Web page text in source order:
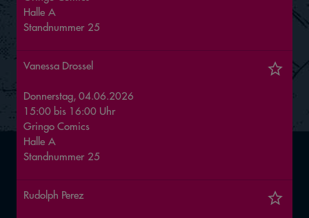
Halle A
Standnummer 25
Vanessa Drossel
Donnerstag, 04.06.2026
15:00 bis 16:00 Uhr
Gringo Comics
Halle A
Standnummer 25
Rudolph Perez